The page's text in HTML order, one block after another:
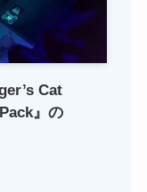
Cat
』の